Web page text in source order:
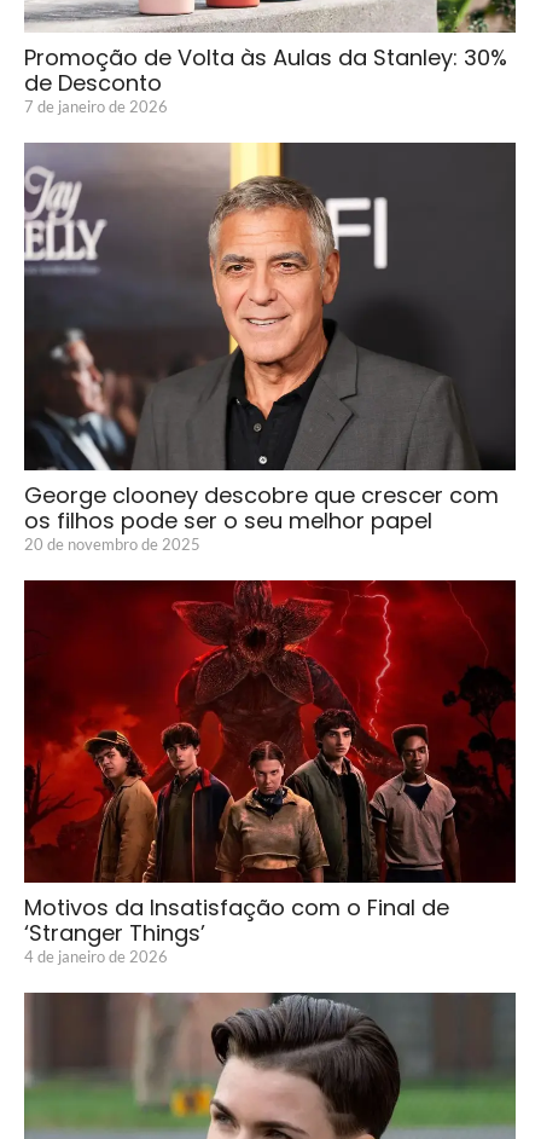
Promoção de Volta às Aulas da Stanley: 30%
de Desconto
7 de janeiro de 2026
George clooney descobre que crescer com
os filhos pode ser o seu melhor papel
20 de novembro de 2025
Motivos da Insatisfação com o Final de
‘Stranger Things’
4 de janeiro de 2026